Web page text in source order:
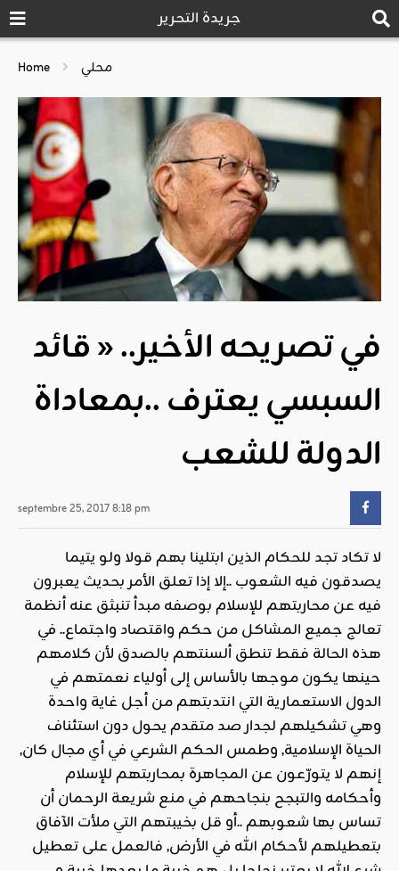
جريدة التحرير
Home محلي
في تصريحه الأخير.. « قائد
السبسي يعترف ..بمعاداة
الدولة للشعب
septembre 25, 2017 8:18 pm
لا تكاد تجد للحكام الذين ابتلينا بهم قولا ولو يتيما
يصدقون فيه الشعوب ..إلا إذا تعلق الأمر بحديث يعبرون
فيه عن محاربتهم للإسلام بوصفه مبدأ تنبثق عنه أنظمة
تعالج جميع المشاكل من حكم واقتصاد واجتماع.. في
هذه الحالة فقط تنطق ألسنتهم بالصدق لأن كلامهم
حينها يكون موجها بالأساس إلى أولياء نعمتهم في
الدول الاستعمارية التي انتدبتهم من أجل غاية واحدة
وهي تشكيلهم لجدار صد متقدم يحول دون استئناف
الحياة الإسلامية, وطمس الحكم الشرعي في أي مجال كان,
إنهم لا يتورّعون عن المجاهرة بمحاربتهم للإسلام
وأحكامه والتبجح بنجاحهم في منع شريعة الرحمان أن
تساس بها شعوبهم ..أو قل بخيبتهم التي ملأت الآفاق
بتعطيلهم لأحكام الله في الأرض, فالعمل على تعطيل